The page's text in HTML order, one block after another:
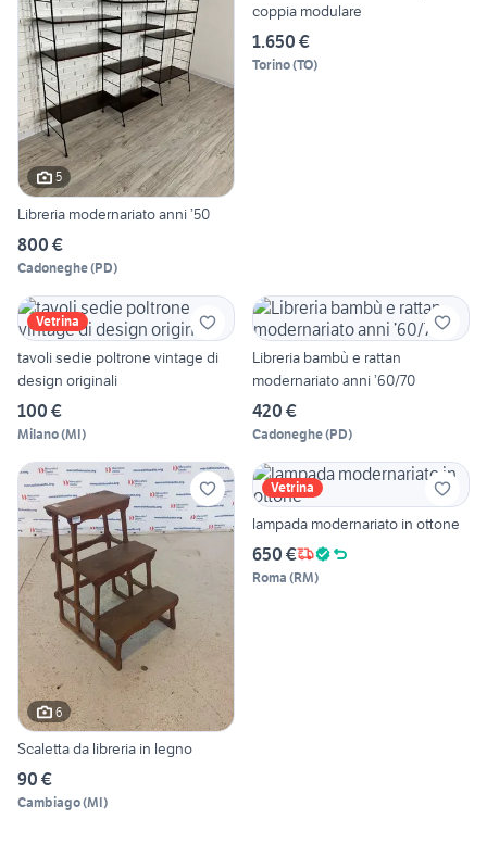
5
Libreria modernariato anni ’50
800 €
Cadoneghe(PD)
coppia modulare
1.650 €
Torino(TO)
Vetrina
tavoli sedie poltrone vintage di
design originali
100 €
Milano(MI)
Libreria bambù e rattan
modernariato anni ’60/70
420 €
Cadoneghe(PD)
6
Scaletta da libreria in legno
90 €
Cambiago(MI)
Vetrina
lampada modernariato in ottone
650 €
Roma (RM)